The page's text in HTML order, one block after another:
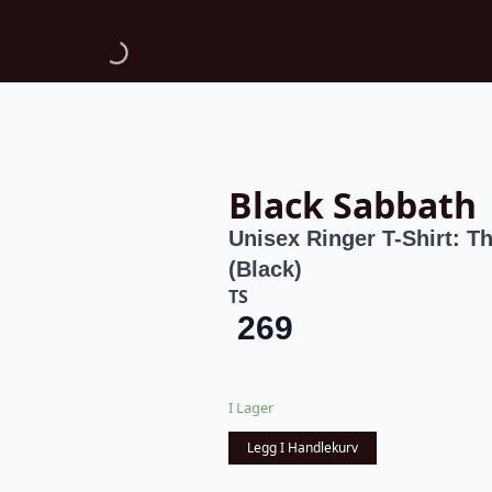
Black Sabbath
Unisex Ringer T-Shirt:
(Black)
TS
269
I Lager
Legg I Handlekurv